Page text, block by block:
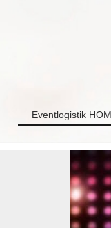
Eventlogistik